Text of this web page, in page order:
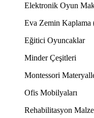
Elektronik Oyun
Eva Zemin Kaplama
Eğitici Oyuncaklar
Minder Çeşitleri
Montessori
Ofis Mobilyaları
Rehabilitasyon